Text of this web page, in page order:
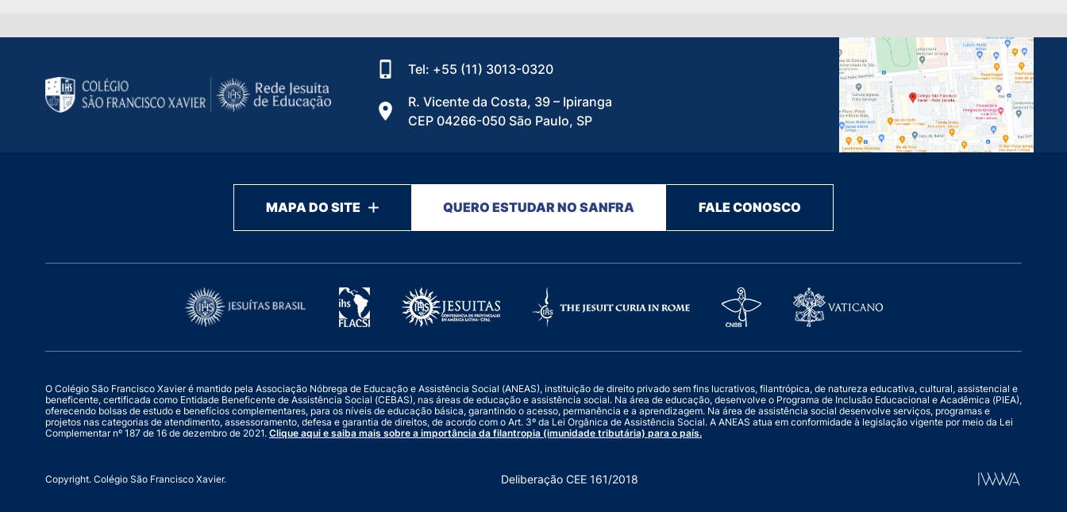
Tel: +55 (11) 3013-0320
R. Vicente da Costa, 39 – Ipiranga
CEP 04266-050 São Paulo, SP
MAPA DO SITE QUERO ESTUDAR NO SANFRA FALE CONOSCO
O Colégio São Francisco Xavier é mantido pela Associação Nóbrega de Educação e Assistência Social (ANEAS), instituição de direito privado sem fins lucrativos, filantrópica, de natureza educativa, cultural, assistencial e
beneficente, certificada como Entidade Beneficente de Assistência Social (CEBAS), nas áreas de educação e assistência social. Na área de educação, desenvolve o Programa de Inclusão Educacional e Acadêmica (PIEA),
oferecendo bolsas de estudo e benefícios complementares, para os níveis de educação básica, garantindo o acesso, permanência e a aprendizagem. Na área de assistência social desenvolve serviços, programas e
projetos nas categorias de atendimento, assessoramento, defesa e garantia de direitos, de acordo com o Art. 3º da Lei Orgânica de Assistência Social. A ANEAS atua em conformidade à legislação vigente por meio da Lei
Complementar nº 187 de 16 de dezembro de 2021. Clique aqui e saiba mais sobre a importância da filantropia (imunidade tributária) para o país.
Copyright. Colégio São Francisco Xavier. Deliberação CEE 161/2018